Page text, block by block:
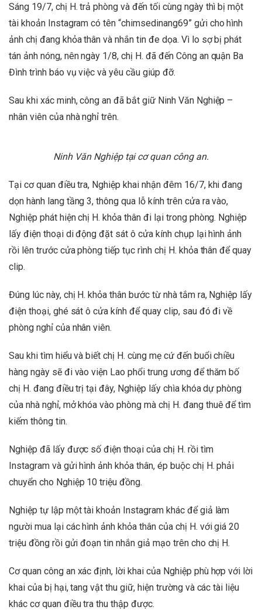
Sáng 19/7, chị H. trả phòng và đến tối cùng ngày thì bị một
tài khoản Instagram có tên “chimsedinang69” gửi cho hình
ảnh chị đang khỏa thân và nhắn tin đe dọa. Vì lo sợ bị phát
tán ảnh nóng, nên ngày 1/8, chị H. đã đến Công an quận Ba
Đình trình báo vụ việc và yêu cầu giúp đỡ.
Sau khi xác minh, công an đã bắt giữ Ninh Văn Nghiệp –
nhân viên của nhà nghỉ trên.
Ninh Văn Nghiệp tại cơ quan công an.
Tại cơ quan điều tra, Nghiệp khai nhận đêm 16/7, khi đang
dọn hành lang tầng 3, thông qua lỗ kính trên cửa ra vào,
Nghiệp phát hiện chị H. khỏa thân đi lại trong phòng. Nghiệp
lấy điện thoại di động đặt sát ô cửa kính chụp lại hình ảnh
rồi lên trước cửa phòng tiếp tục rình chị H. khỏa thân để quay
clip.
Đúng lúc này, chị H. khỏa thân bước từ nhà tắm ra, Nghiệp lấy
điện thoại, ghé sát ô cửa kính để quay clip, sau đó đi về
phòng nghỉ của nhân viên.
Sau khi tìm hiểu và biết chị H. cùng mẹ cứ đến buổi chiều
hàng ngày sẽ đi vào viện Lao phổi trung ương để thăm bố
chị H. đang điều trị tại đây, Nghiệp lấy chìa khóa dự phòng
của nhà nghỉ, mở khóa vào phòng mà chị H. đang thuê để tìm
kiếm thông tin.
Nghiệp đã lấy được số điện thoại của chị H. rồi tìm
Instagram và gửi hình ảnh khỏa thân, ép buộc chị H. phải
chuyển cho Nghiệp 10 triệu đồng.
Nghiệp tự lập một tài khoản Instagram khác để giả làm
người mua lại các hình ảnh khỏa thân của chị H. với giá 20
triệu đồng rồi gửi đoạn tin nhắn giả mạo trên cho chị H.
Cơ quan công an xác định, lời khai của Nghiệp phù hợp với lời
khai của bị hại, tang vật thu giữ, hiện trường và các tài liệu
khác cơ quan điều tra thu thập được.